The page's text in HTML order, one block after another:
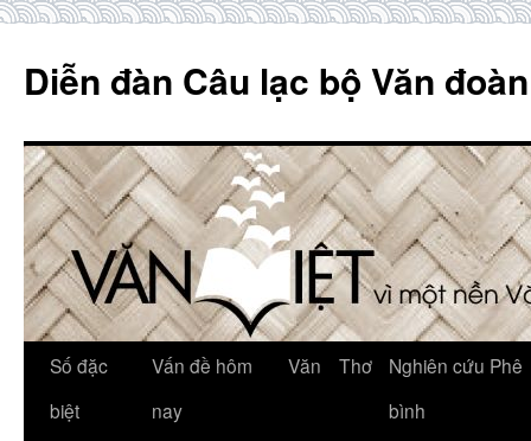
content
Diễn đàn Câu lạc bộ Văn
Số đặc
biệt
Vấn đề hôm
nay
Văn Thơ
Nghiên cứu Phê
bình